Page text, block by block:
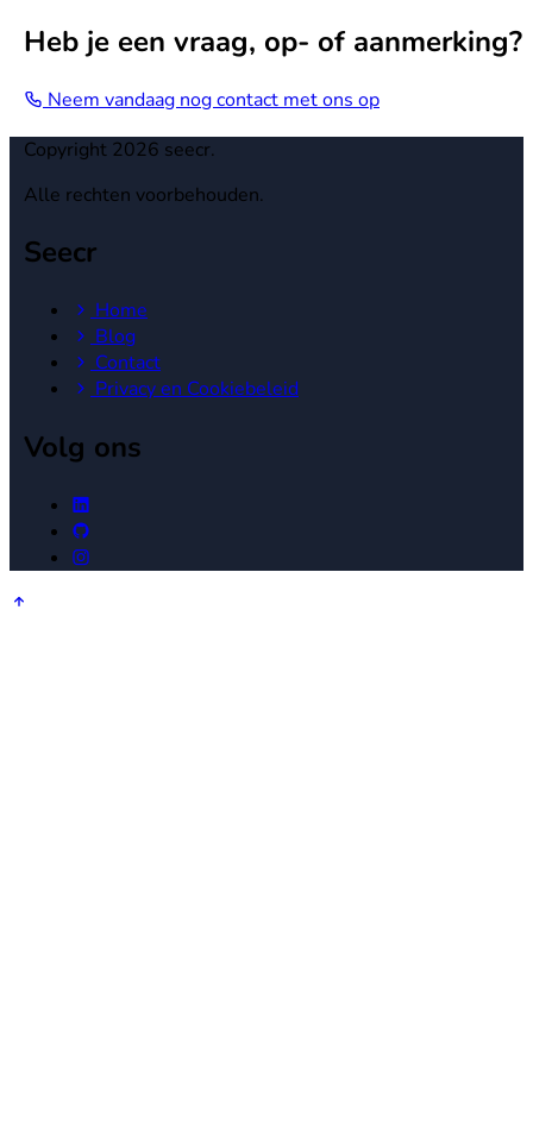
Heb je een vraag, op- of aanmerking?
Neem vandaag nog contact met ons op
Copyright 2026 seecr.
Alle rechten voorbehouden.
Seecr
Home
Blog
Contact
Privacy en Cookiebeleid
Volg ons